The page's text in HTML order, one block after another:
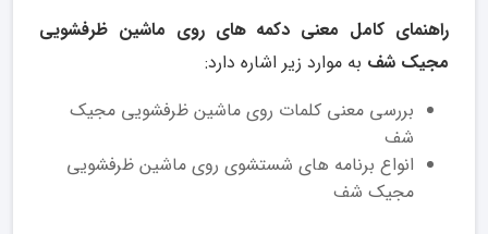
راهنمای کامل معنی دکمه های روی ماشین ظرفشویی
مجیک شف به موارد زیر اشاره دارد:
بررسی معنی کلمات روی ماشین ظرفشویی مجیک
شف
انواع برنامه های شستشوی روی ماشین ظرفشویی
مجیک شف